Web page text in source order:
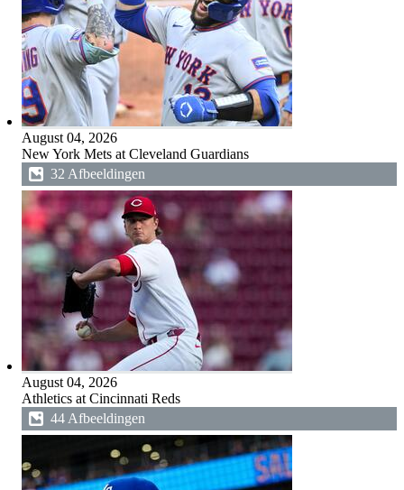
August 04, 2026
New York Mets at Cleveland Guardians
32 Afbeeldingen
August 04, 2026
Athletics at Cincinnati Reds
44 Afbeeldingen